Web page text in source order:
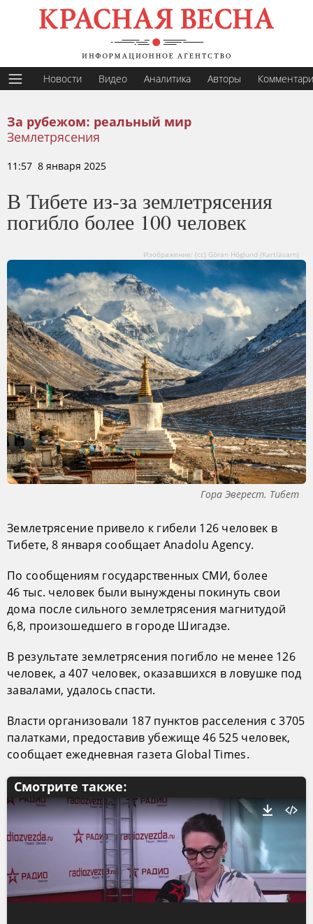
Новости Видео Аналитика Авторы
За рубежом: реальный мир
Землетрясения
11:57 8 января 2025
В Тибете из-за землетрясения
погибло более 100 человек
Изображение: (cc) Göran Höglund (Kartläsarn)
Гора Эверест. Тибет
Землетрясение привело к гибели 126 человек в
Тибете, 8 января сообщает Anadolu Agency.
По сообщениям государственных СМИ, более
46 тыс. человек были вынуждены покинуть свои
дома после сильного землетрясения магнитудой
6,8, произошедшего в городе Шигадзе.
В результате землетрясения погибло не менее 126
человек, а 407 человек, оказавшихся в ловушке под
завалами, удалось спасти.
Власти организовали 187 пунктов расселения с 3705
палатками, предоставив убежище 46 525 человек,
сообщает ежедневная газета Global Times.
Смотрите также: